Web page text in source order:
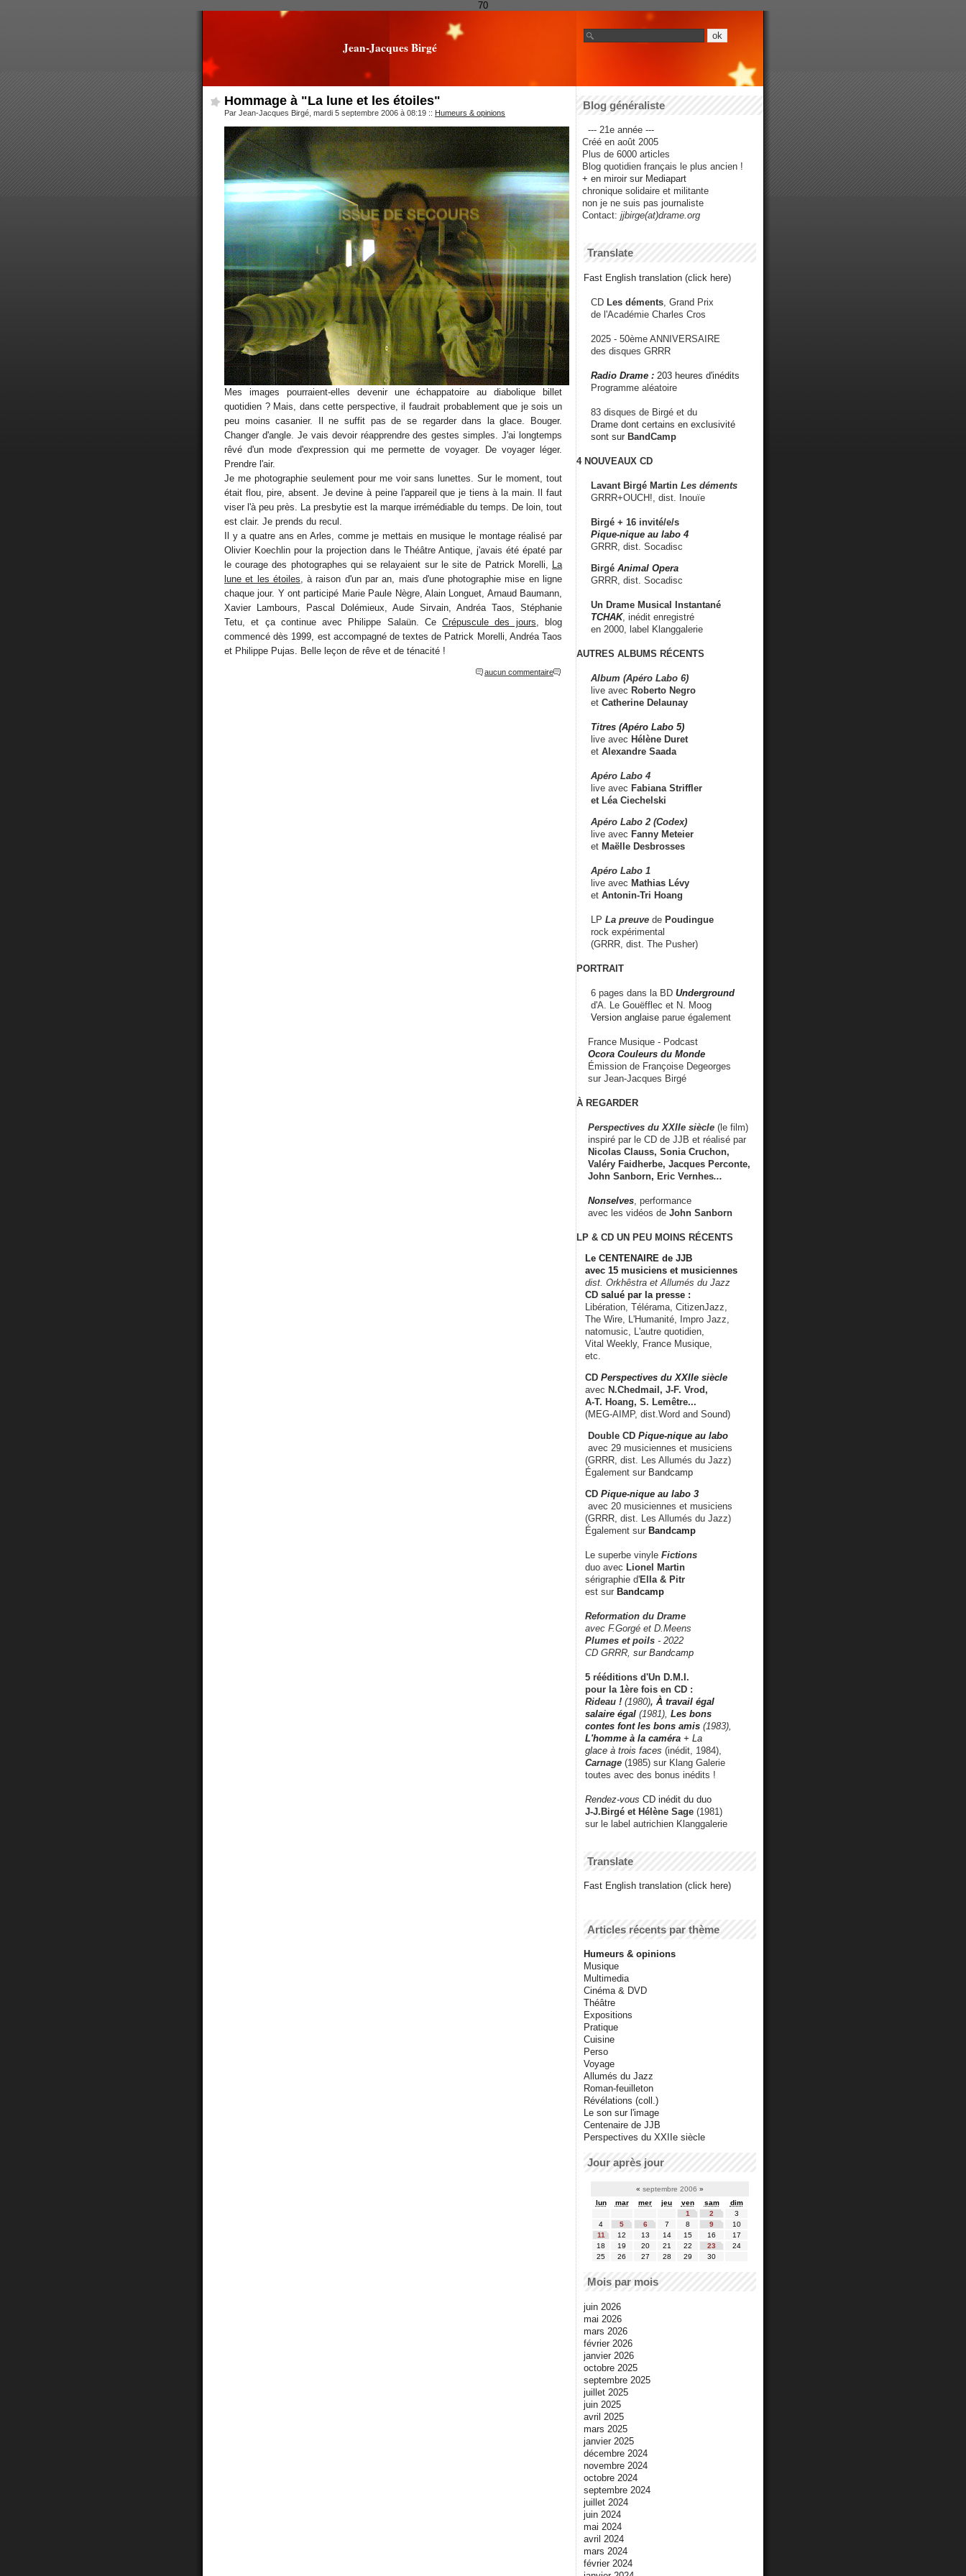
70
Jean-Jacques Birgé
Hommage à "La lune et les étoiles"
Par Jean-Jacques Birgé, mardi 5 septembre 2006 à 08:19 :: Humeurs & opinions
Mes images pourraient-elles devenir une échappatoire au diabolique billet
quotidien ? Mais, dans cette perspective, il faudrait probablement que je sois un
peu moins casanier. Il ne suffit pas de se regarder dans la glace. Bouger.
Changer d'angle. Je vais devoir réapprendre des gestes simples. J'ai longtemps
rêvé d'un mode d'expression qui me permette de voyager. De voyager léger.
Prendre l'air.
Je me photographie seulement pour me voir sans lunettes. Sur le moment, tout
était flou, pire, absent. Je devine à peine l'appareil que je tiens à la main. Il faut
viser l'à peu près. La presbytie est la marque irrémédiable du temps. De loin, tout
est clair. Je prends du recul.
Il y a quatre ans en Arles, comme je mettais en musique le montage réalisé par
Olivier Koechlin pour la projection dans le Théâtre Antique, j'avais été épaté par
le courage des photographes qui se relayaient sur le site de Patrick Morelli,
La
lune et les étoiles , à raison d'un par an, mais d'une photographie mise en ligne
chaque jour. Y ont participé Marie Paule Nègre, Alain Longuet, Arnaud Baumann,
Xavier Lambours, Pascal Dolémieux, Aude Sirvain, Andréa Taos, Stéphanie
Tetu, et ça continue avec Philippe Salaün. CeCrépuscule des jours , blog
commencé dès 1999, est accompagné de textes de Patrick Morelli, Andréa Taos
et Philippe Pujas. Belle leçon de rêve et de ténacité !
aucun commentaire
Blog généraliste
--- 21e année ---
Créé en août 2005
Plus de 6000 articles
Blog quotidien français le plus ancien !
+ en miroir sur Mediapart
chronique solidaire et militante
non je ne suis pas journaliste
Contact: jjbirge(at)drame.org
Translate
Fast English translation (click here)
CD Les déments , Grand Prix
de l'Académie Charles Cros
2025 - 50ème ANNIVERSAIRE
des disques GRRR
Radio Drame : 203 heures d'inédits
Programme aléatoire
83 disques de Birgé et du
Drame dont certains en exclusivité
sont sur BandCamp
4 NOUVEAUX CD
Lavant Birgé Martin Les déments
GRRR+OUCH!, dist. Inouïe
Birgé + 16 invité/e/s
Pique-nique au labo 4
GRRR, dist. Socadisc
Birgé Animal Opera
GRRR, dist. Socadisc
Un Drame Musical Instantané
TCHAK, inédit enregistré
en 2000, label Klanggalerie
AUTRES ALBUMS RÉCENTS
Album (Apéro Labo 6)
live avec Roberto Negro
et Catherine Delaunay
Titres (Apéro Labo 5)
live avec Hélène Duret
et Alexandre Saada
Apéro Labo 4
live avec Fabiana Striffler
et Léa Ciechelski
Apéro Labo 2 (Codex)
live avec Fanny Meteier
et Maëlle Desbrosses
Apéro Labo 1
live avec Mathias Lévy
et Antonin-Tri Hoang
LP La preuve de Poudingue
rock expérimental
(GRRR, dist. The Pusher)
PORTRAIT
6 pages dans la BD Underground
d'A. Le Gouëfflec et N. Moog
Version anglaise parue également
France Musique - Podcast
Ocora Couleurs du Monde
Émission de Françoise Degeorges
sur Jean-Jacques Birgé
À REGARDER
Perspectives du XXIIe siècle (le film)
inspiré par le CD de JJB et réalisé par
Nicolas Clauss, Sonia Cruchon,
Valéry Faidherbe, Jacques Perconte,
John Sanborn, Eric Vernhes...
Nonselves , performance
avec les vidéos de John Sanborn
LP & CD UN PEU MOINS RÉCENTS
Le CENTENAIRE de JJB
avec 15 musiciens et musiciennes
dist. Orkhêstra et Allumés du Jazz
CD salué par la presse :
Libération, Télérama, CitizenJazz,
The Wire, L'Humanité, Impro Jazz,
natomusic, L'autre quotidien,
Vital Weekly, France Musique,
etc.
CD Perspectives du XXIIe siècle
avec N.Chedmail, J-F. Vrod,
A-T. Hoang, S. Lemêtre...
(MEG-AIMP, dist.Word and Sound)
Double CD Pique-nique au labo
avec 29 musiciennes et musiciens
(GRRR, dist. Les Allumés du Jazz)
Également sur Bandcamp
CD Pique-nique au labo 3
avec 20 musiciennes et musiciens
(GRRR, dist. Les Allumés du Jazz)
Également sur Bandcamp
Le superbe vinyle Fictions
duo avec Lionel Martin
sérigraphie d'Ella & Pitr
est sur Bandcamp
Reformation du Drame
avec F.Gorgé et D.Meens
Plumes et poils - 2022
CD GRRR, sur Bandcamp
5 rééditions d'Un D.M.I.
pour la 1ère fois en CD :
Rideau ! (1980), À travail égal
salaire égal (1981), Les bons
contes font les bons amis (1983),
L'homme à la caméra + La
glace à trois faces (inédit, 1984),
Carnage (1985) sur Klang Galerie
toutes avec des bonus inédits !
Rendez-vous CD inédit du duo
J-J.Birgé et Hélène Sage (1981)
sur le label autrichien Klanggalerie
Translate
Fast English translation (click here)
Articles récents par thème
Humeurs & opinions
Musique
Multimedia
Cinéma & DVD
Théâtre
Expositions
Pratique
Cuisine
Perso
Voyage
Allumés du Jazz
Roman-feuilleton
Révélations (coll.)
Le son sur l'image
Centenaire de JJB
Perspectives du XXIIe siècle
Jour après jour
« septembre 2006 »
lun
mar mer jeu ven sam
dim
1
2
3
4
5 6 7 8 9
10
11
12 13 14 15 16
17
18
19 20 21 22 23
24
25
26 27 28 29 30
Mois par mois
juin 2026
mai 2026
mars 2026
février 2026
janvier 2026
octobre 2025
septembre 2025
juillet 2025
juin 2025
avril 2025
mars 2025
janvier 2025
décembre 2024
novembre 2024
octobre 2024
septembre 2024
juillet 2024
juin 2024
mai 2024
avril 2024
mars 2024
février 2024